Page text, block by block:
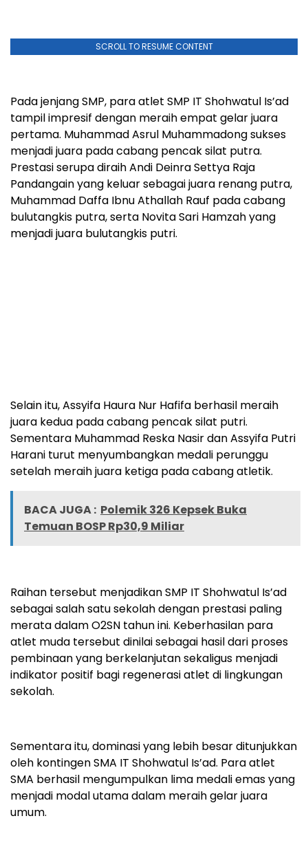
SCROLL TO RESUME CONTENT
Pada jenjang SMP, para atlet SMP IT Shohwatul Is’ad
tampil impresif dengan meraih empat gelar juara
pertama. Muhammad Asrul Muhammadong sukses
menjadi juara pada cabang pencak silat putra.
Prestasi serupa diraih Andi Deinra Settya Raja
Pandangain yang keluar sebagai juara renang putra,
Muhammad Daffa Ibnu Athallah Rauf pada cabang
bulutangkis putra, serta Novita Sari Hamzah yang
menjadi juara bulutangkis putri.
Selain itu, Assyifa Haura Nur Hafifa berhasil meraih
juara kedua pada cabang pencak silat putri.
Sementara Muhammad Reska Nasir dan Assyifa Putri
Harani turut menyumbangkan medali perunggu
setelah meraih juara ketiga pada cabang atletik.
BACA JUGA : Polemik 326 Kepsek Buka
Temuan BOSP Rp30,9 Miliar
Raihan tersebut menjadikan SMP IT Shohwatul Is’ad
sebagai salah satu sekolah dengan prestasi paling
merata dalam O2SN tahun ini. Keberhasilan para
atlet muda tersebut dinilai sebagai hasil dari proses
pembinaan yang berkelanjutan sekaligus menjadi
indikator positif bagi regenerasi atlet di lingkungan
sekolah.
Sementara itu, dominasi yang lebih besar ditunjukkan
oleh kontingen SMA IT Shohwatul Is’ad. Para atlet
SMA berhasil mengumpulkan lima medali emas yang
menjadi modal utama dalam meraih gelar juara
umum.